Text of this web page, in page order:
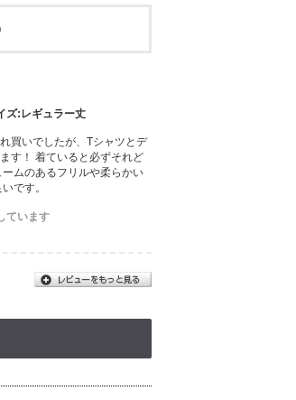
ズ:レギュラー丈
買いでしたが、Tシャツとデ
す！ 着ていると必ずそれど
ムのあるフリルや柔らかい
です。
ています